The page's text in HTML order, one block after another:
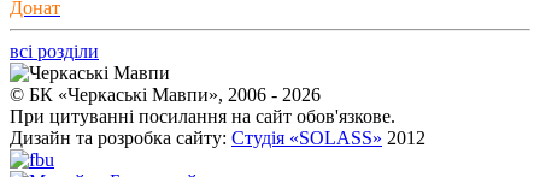
Донат
всі розділи
© БК «Черкаські Мавпи», 2006 - 2026
При цитуванні посилання на сайт обов'язкове.
Дизайн та розробка сайту: Студія «SOLASS» 2012